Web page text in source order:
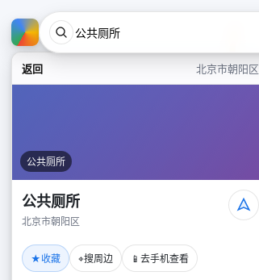
返回 北京市朝阳区
公共厕所
公共厕所
北京市朝阳区
★收藏 ⌖搜周边 📱 去手机查看